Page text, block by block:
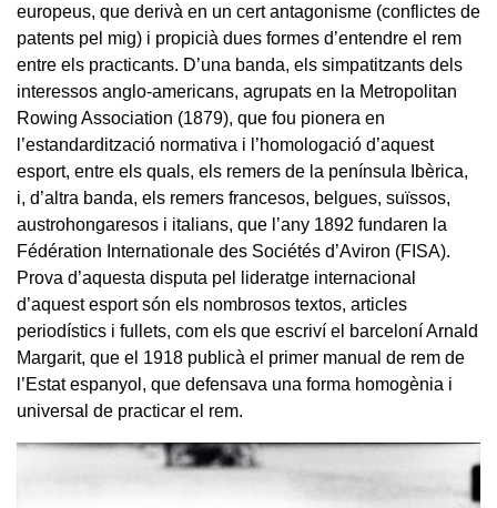
europeus, que derivà en un cert antagonisme (conflictes de
patents pel mig) i propicià dues formes d’entendre el rem
entre els practicants. D’una banda, els simpatitzants dels
interessos anglo-americans, agrupats en la Metropolitan
Rowing Association (1879), que fou pionera en
l’estandardització normativa i l’homologació d’aquest
esport, entre els quals, els remers de la península Ibèrica,
i, d’altra banda, els remers francesos, belgues, suïssos,
austrohongaresos i italians, que l’any 1892 fundaren la
Fédération Internationale des Sociétés d’Aviron (FISA).
Prova d’aquesta disputa pel lideratge internacional
d’aquest esport són els nombrosos textos, articles
periodístics i fullets, com els que escriví el barceloní Arnald
Margarit, que el 1918 publicà el primer manual de rem de
l’Estat espanyol, que defensava una forma homogènia i
universal de practicar el rem.